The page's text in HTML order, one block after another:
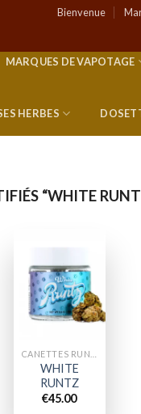
Bienvenue
MARQUES DE VAPOTAGE
HERBES
“WHITE
Add to
wishlist
WHITE
RUNTZ
€45.00